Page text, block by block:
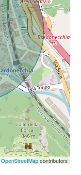
OpenStreetMapcontributors